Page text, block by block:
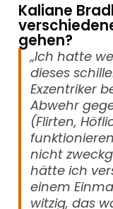
Kaliane
gehen?
„Ich hatte
dieses
Exzentriker
Abwehr
(Flirten,
nicht
hätte ich
einem
witzig, das